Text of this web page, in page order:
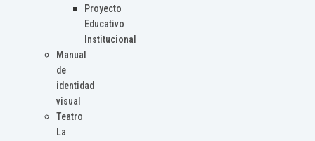
Proyecto
Educativo
Institucional
Manual
de
identidad
visual
Teatro
La